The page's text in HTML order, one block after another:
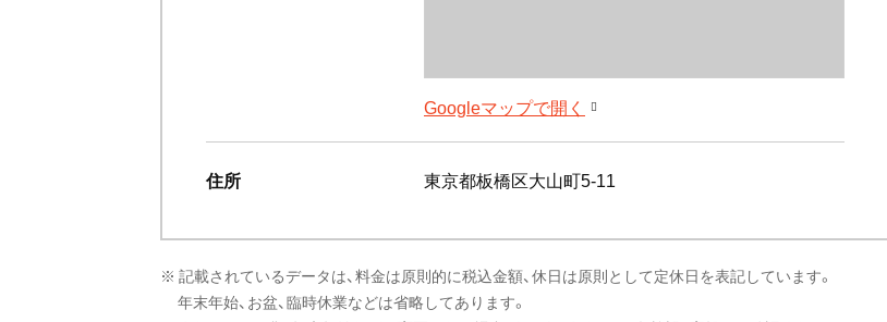
Googleマップで開く
住所 東京都板橋区大山町5-11
※ 記載されているデータは、料金は原則的に税込金額、休日は原則として定休日を表記しています。
年末年始、お盆、臨時休業などは省略してあります。